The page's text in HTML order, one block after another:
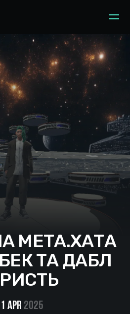
МЕТА.ХАТА
ТА ДАБЛ
Apr 2025